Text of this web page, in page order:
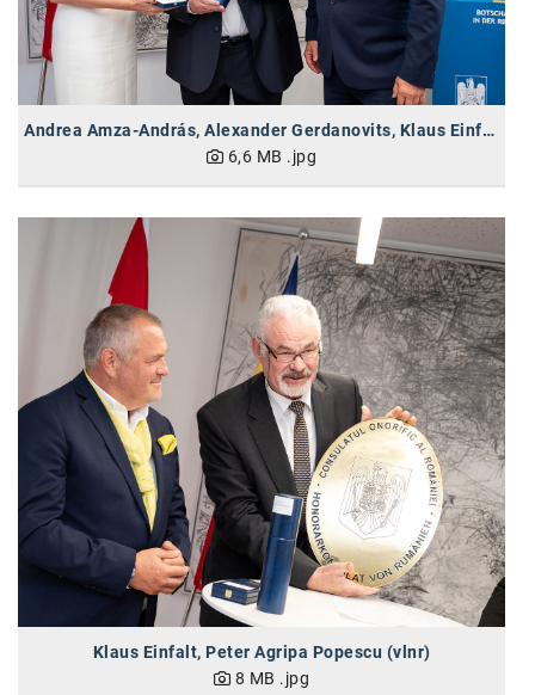
Strategie Austria
Strategy&
SW Umwelttechnik
TheVentury
WALTER GROUP
WEB Windenergie AG
WEconomy - Diversity works!
Calle Libre
ÖZSV
Kontakt
Andrea Amza-András, Alexander Gerdanovits, Klaus Einfalt (vlnr)
6,6 MB .jpg
Klaus Einfalt, Peter Agripa Popescu (vlnr)
8 MB .jpg